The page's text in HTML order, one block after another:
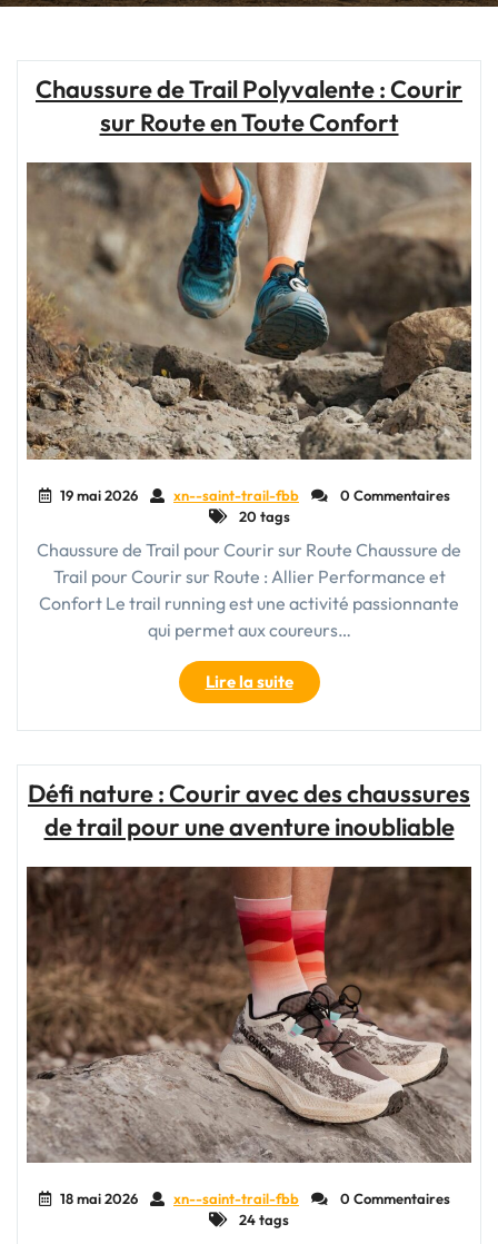
Chaussure de Trail Polyvalente : Courir
sur Route en Toute Confort
19 mai 2026 xn--saint-trail-fbb
0 Commentaires
20 tags
Chaussure de Trail pour Courir sur Route Chaussure de
Trail pour Courir sur Route : Allier Performance et
Confort Le trail running est une activité passionnante
qui permet aux coureurs…
Lire la suite"Chaussure
de
Trail
Courir
sur
Toute
Confort"
Défi nature : Courir avec des chaussures
de trail pour une aventure inoubliable
18 mai 2026 xn--saint-trail-fbb
0 Commentaires
24 tags